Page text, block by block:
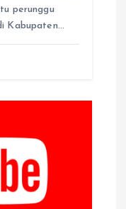
perunggu
Kabupaten…